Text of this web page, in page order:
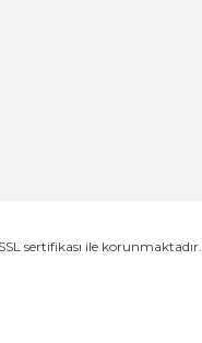
sertifikası ile korunmaktadır.